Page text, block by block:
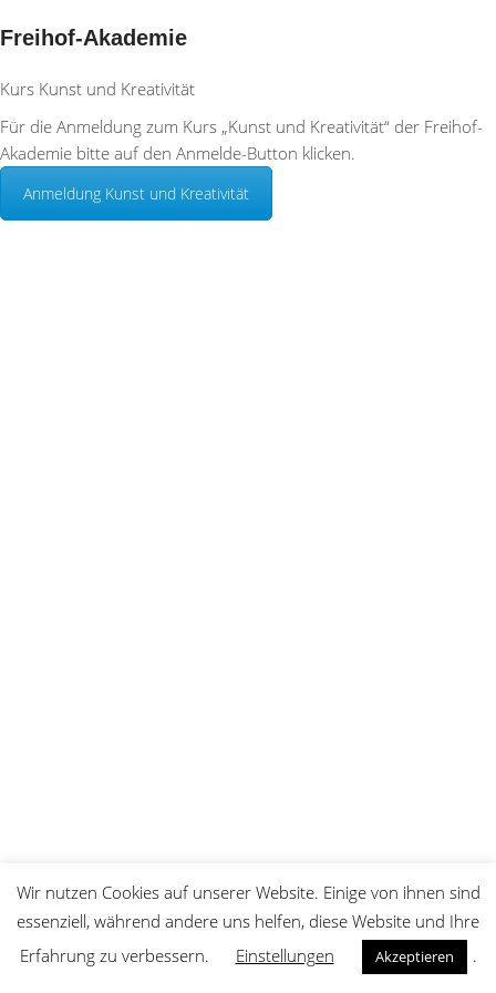
Freihof-Akademie
Kurs Kunst und Kreativität
Für die Anmeldung zum Kurs „Kunst und Kreativität“ der Freihof-
Akademie bitte auf den Anmelde-Button klicken.
Anmeldung Kunst und Kreativität
Wir nutzen Cookies auf unserer Website. Einige von ihnen sind
essenziell, während andere uns helfen, diese Website und Ihre
Erfahrung zu verbessern.
Einstellungen Akzeptieren .